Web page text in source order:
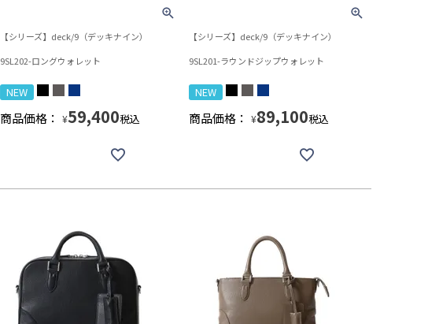
【シリーズ】deck/9（デッキナイン）
9SL202-ロングウォレット
NEW
商品価格： ¥59,400税込
【シリーズ】deck/9（デッキナイン）
9SL201-ラウンドジップウォレット
NEW
商品価格： ¥89,100税込